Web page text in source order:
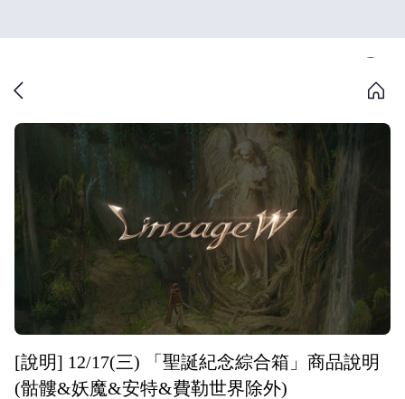
[說明] 12/17(三) 「聖誕紀念綜合箱」商品說明
(骷髏&妖魔&安特&費勒世界除外)